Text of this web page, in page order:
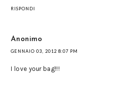
RISPONDI
Anonimo
GENNAIO 03, 2012 8:07 PM
I love your bag!!!